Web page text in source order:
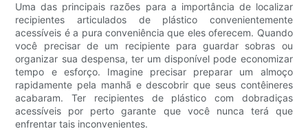
Uma das principais razões para a importância de localizar
recipientes articulados de plástico convenientemente
acessíveis é a pura conveniência que eles oferecem. Quando
você precisar de um recipiente para guardar sobras ou
organizar sua despensa, ter um disponível pode economizar
tempo e esforço. Imagine precisar preparar um almoço
rapidamente pela manhã e descobrir que seus contêineres
acabaram. Ter recipientes de plástico com dobradiças
acessíveis por perto garante que você nunca terá que
enfrentar tais inconvenientes.